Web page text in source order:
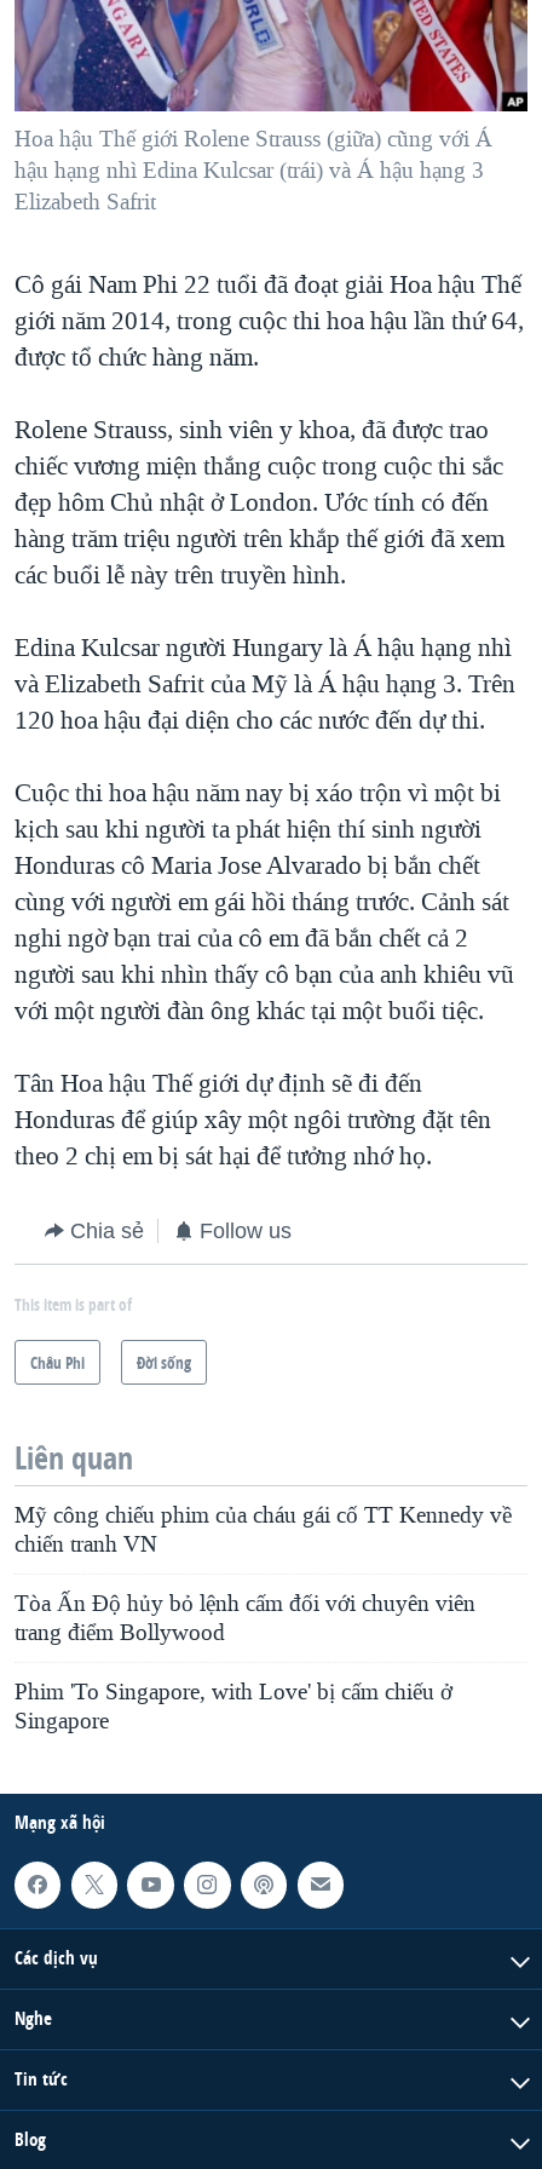
"Tìm"NGƯỜI VIỆT HẢI NGOẠI
ĐỜI SỐNG
KINH TẾ
KHOA HỌC
SỨC KHOẺ
THỂ THAO
GIÁO DỤC
TẠI
HÀNH TRÌNH BẦU CỬ 2024
MỘT NĂM CHIẾN TRANH TẠI DẢI GAZA
GIẢI MÃ VÀNH ĐAI & CON ĐƯỜNG
NGÀY TỊ NẠN THẾ GIỚI
CHI PHÍ CHIẾN TRANH AFGHANISTAN
CÁC GIÁ TRỊ CỘNG HÒA Ở VIỆT NAM
TRỊNH VĨNH BÌNH VS. CHÍNH PHỦ VIỆT NAM
NGƯ DÂN VIỆT VÀ LÀN SÓNG TRỘM HẢI SÂM
BÊN KIA QUỐC LỘ: TIẾNG VỌNG TỪ NÔNG THÔN MỸ
QUAN HỆ VIỆT MỸ
VIDEO
NGHE
MẠNG XÃ HỘI
Hoa hậu Thế giới Rolene Strauss (giữa) cũng với Á
hậu hạng nhì Edina Kulcsar (trái) và Á hậu hạng 3
Elizabeth Safrit
Cô gái Nam Phi 22 tuổi đã đoạt giải Hoa hậu Thế
giới năm 2014, trong cuộc thi hoa hậu lần thứ 64,
được tổ chức hàng năm.
Rolene Strauss, sinh viên y khoa, đã được trao
chiếc vương miện thắng cuộc trong cuộc thi sắc
đẹp hôm Chủ nhật ở London. Ước tính có đến
hàng trăm triệu người trên khắp thế giới đã xem
các buổi lễ này trên truyền hình.
Edina Kulcsar người Hungary là Á hậu hạng nhì
và Elizabeth Safrit của Mỹ là Á hậu hạng 3. Trên
120 hoa hậu đại diện cho các nước đến dự thi.
Cuộc thi hoa hậu năm nay bị xáo trộn vì một bi
kịch sau khi người ta phát hiện thí sinh người
Honduras cô Maria Jose Alvarado bị bắn chết
cùng với người em gái hồi tháng trước. Cảnh sát
nghi ngờ bạn trai của cô em đã bắn chết cả 2
người sau khi nhìn thấy cô bạn của anh khiêu vũ
với một người đàn ông khác tại một buổi tiệc.
Tân Hoa hậu Thế giới dự định sẽ đi đến
Honduras để giúp xây một ngôi trường đặt tên
theo 2 chị em bị sát hại để tưởng nhớ họ.
Chia sẻ Follow us
This item is part of
Châu Phi Ðời sống
Liên quan
Mỹ công chiếu phim của cháu gái cố TT Kennedy về
chiến tranh VN
Tòa Ấn Độ hủy bỏ lệnh cấm đối với chuyên viên
trang điểm Bollywood
Phim 'To Singapore, with Love' bị cấm chiếu ở
Singapore
Mạng xã hội
Các dịch vụ
Nghe
Tin tức
Blog